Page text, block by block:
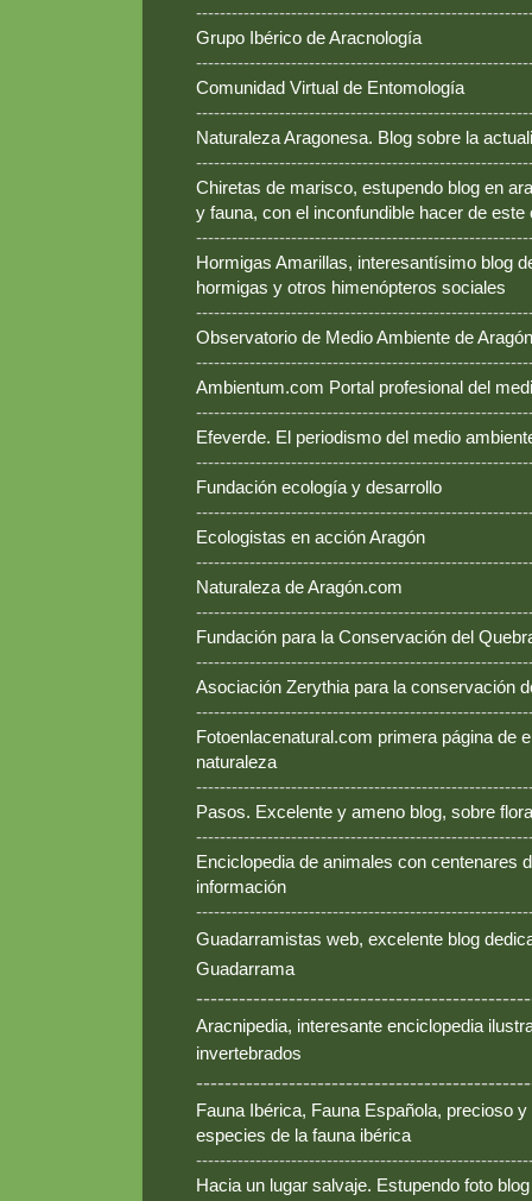
Grupo Ibérico de Aracnología
Comunidad Virtual de Entomología
Naturaleza Aragonesa. Blog sobre la
Chiretas de marisco, estupendo blog en
y fauna, con el inconfundible hacer de este
Hormigas Amarillas, interesantísimo blog
hormigas y otros himenópteros sociales
Observatorio de Medio Ambiente de Aragón
Ambientum.com Portal profesional del
Efeverde. El periodismo del medio
Fundación ecología y desarrollo
Ecologistas en acción Aragón
Naturaleza de Aragón.com
Fundación para la Conservación del
Asociación Zerythia para la conservación
Fotoenlacenatural.com primera página de
naturaleza
Pasos. Excelente y ameno blog, sobre
Enciclopedia de animales con centenares
información
Guadarramistas web, excelente blog
Guadarrama
Aracnipedia, interesante enciclopedia
invertebrados
Fauna Ibérica, Fauna Española, precioso
especies de la fauna ibérica
Hacia un lugar salvaje. Estupendo foto